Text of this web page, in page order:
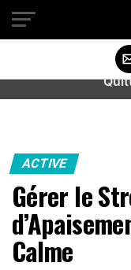
Warning
:
/home/
content/plugins/
ACTIVE
Gérer le
Calme